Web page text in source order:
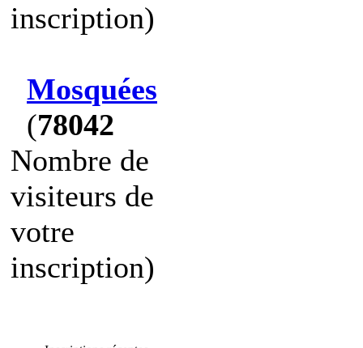
inscription)
Mosquées
(78042
Nombre de
visiteurs de
votre
inscription)